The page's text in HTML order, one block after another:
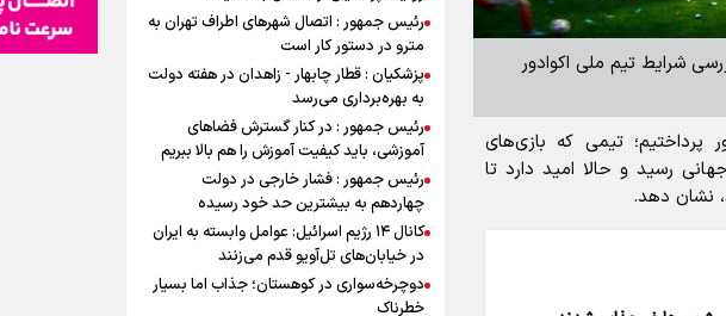
شرایط تیم ملی اکوادور
پرداختیم؛ تیمی که بازی‌های
جام جهانی رسید و حالا امید دارد تا
رئیس جمهور : اتصال شهرهای اطراف تهران به
مترو در دستور کار است
پزشکیان : قطار چابهار - زاهدان در هفته دولت
به بهره‌برداری می‌رسد
رئیس جمهور : در کنار گسترش فضاهای
آموزشی، باید کیفیت آموزش را هم بالا ببریم
رئیس جمهور : فشار خارجی در دولت
چهاردهم به بیشترین حد خود رسیده
کانال ۱۴ رژیم اسرائیل: عوامل وابسته به ایران
در خیابان‌های تل‌آویو قدم می‌زنند
دوچرخه‌سواری در کوهستان؛ جذاب اما بسیار
خطرناک